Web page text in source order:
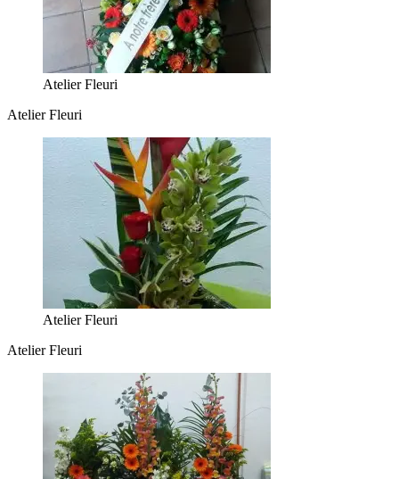
Atelier Fleuri
Atelier Fleuri
Atelier Fleuri
Atelier Fleuri